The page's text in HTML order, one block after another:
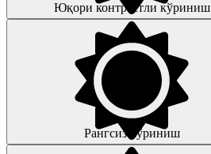
Юқори контрастли кўриниш
Рангсиз кўриниш